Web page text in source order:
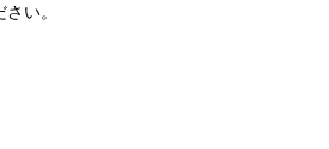
い。